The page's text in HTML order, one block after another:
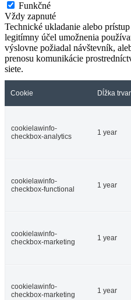
Funkčné
Vždy zapnuté
Technické ukladanie alebo
legitímny účel umožnenia
výslovne požiadal návštevník,
prenosu komunikácie
siete.
Cookie Dĺžka
cookielawinfo-
checkbox-analytics
1 year
cookielawinfo-
checkbox-functional
1 year
cookielawinfo-
checkbox-marketing
1 year
cookielawinfo-
checkbox-marketing
1 year